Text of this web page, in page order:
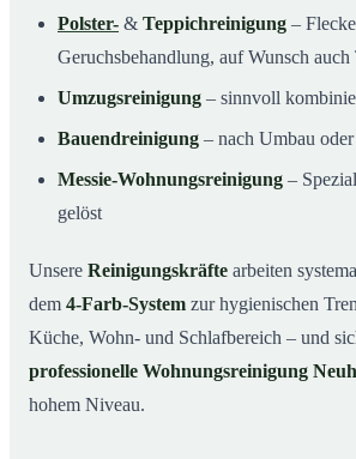
Polster- & Teppichreinigung –
Geruchsbehandlung, auf Wunsch
Umzugsreinigung – sinnvoll
Bauendreinigung – nach Umbau
Messie-Wohnungsreinigung –
gelöst
Unsere Reinigungskräfte arbeiten
dem 4-Farb-System zur hygienischen
Küche, Wohn- und Schlafbereich – und
professionelle Wohnungsreinigung
hohem Niveau.